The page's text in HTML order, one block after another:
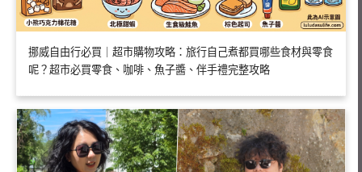
挪威自由行必買｜超市購物攻略：旅行自己煮都買哪些食材與零食
呢？超市必買零食、咖啡、魚子醬、伴手禮完整攻略